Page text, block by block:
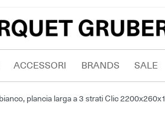
ACCESSORI BRANDS SALE
plancia larga a 3 strati Clic